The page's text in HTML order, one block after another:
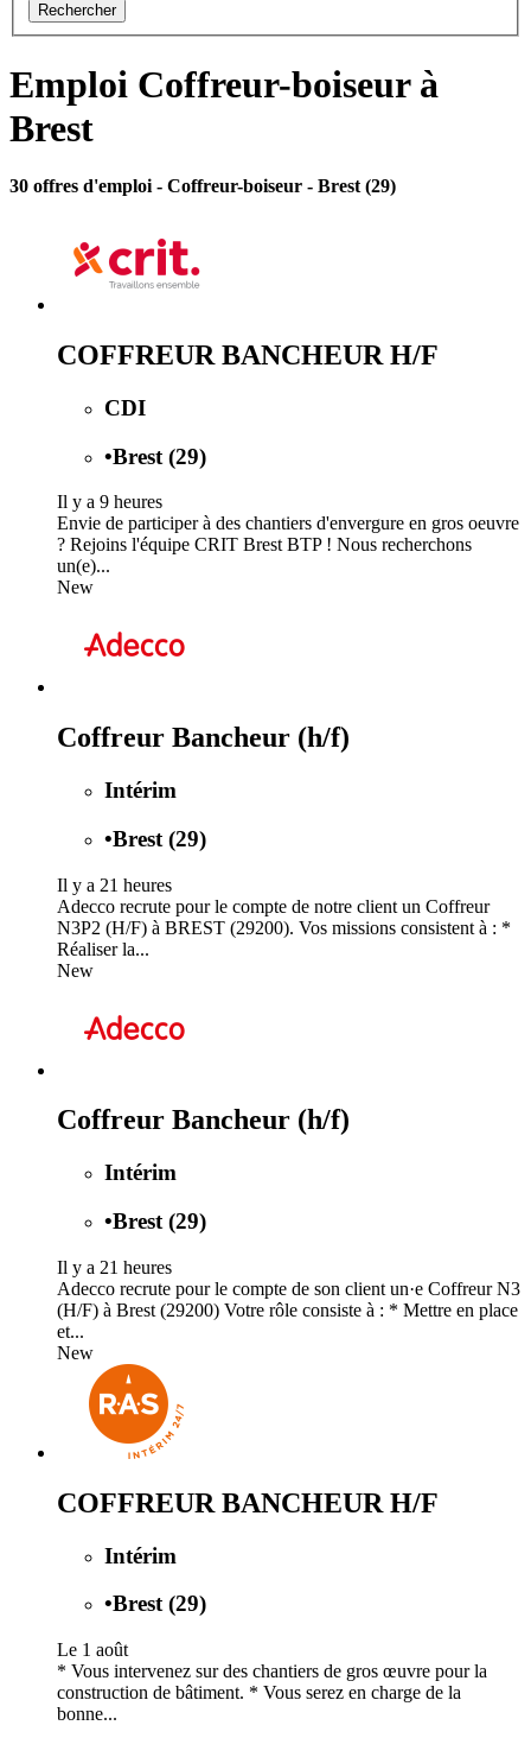
Rechercher
Emploi Coffreur-boiseur à
Brest
30 offres d'emploi - Coffreur-boiseur - Brest (29)
COFFREUR BANCHEUR H/F
CDI
•Brest (29)
Il y a 9 heures
Envie de participer à des chantiers d'envergure en gros oeuvre
? Rejoins l'équipe CRIT Brest BTP ! Nous recherchons
un(e)...
New
Coffreur Bancheur (h/f)
Intérim
•Brest (29)
Il y a 21 heures
Adecco recrute pour le compte de notre client un Coffreur
N3P2 (H/F) à BREST (29200). Vos missions consistent à : *
Réaliser la...
New
Coffreur Bancheur (h/f)
Intérim
•Brest (29)
Il y a 21 heures
Adecco recrute pour le compte de son client un·e Coffreur N3
(H/F) à Brest (29200) Votre rôle consiste à : * Mettre en place
et...
New
COFFREUR BANCHEUR H/F
Intérim
•Brest (29)
Le 1 août
* Vous intervenez sur des chantiers de gros œuvre pour la
construction de bâtiment. * Vous serez en charge de la
bonne...